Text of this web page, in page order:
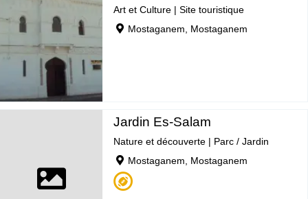
Art et Culture |Site touristique
Mostaganem, Mostaganem
Jardin Es-Salam
Nature et découverte | Parc / Jardin
Mostaganem, Mostaganem